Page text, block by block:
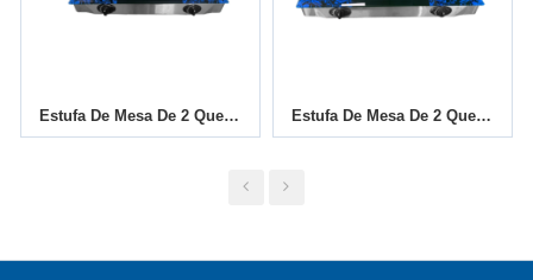
Estufa De Mesa De 2 Quemadores TGB-G2006 Estufa De Mesa De 2 Quemadores TGB-G2007